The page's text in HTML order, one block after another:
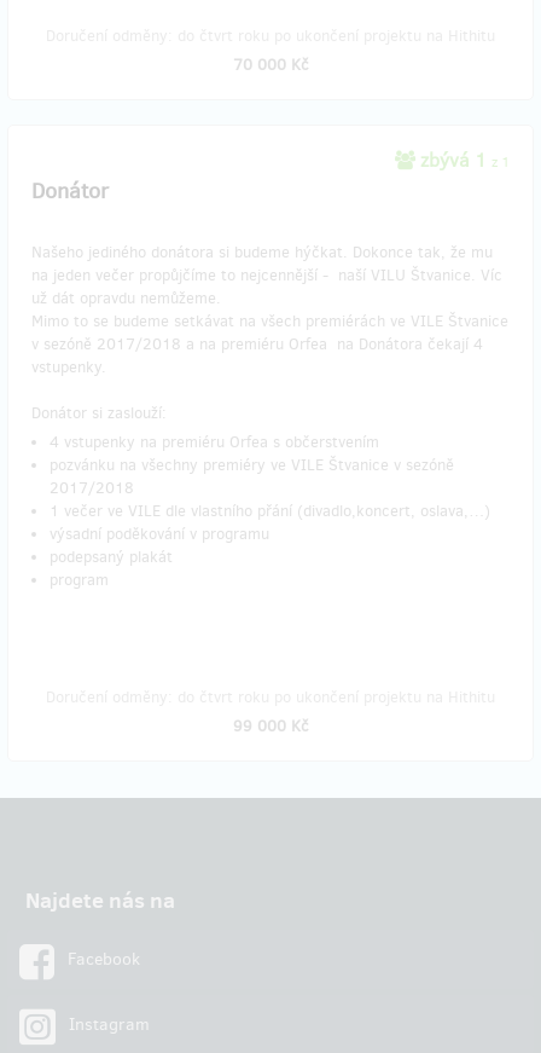
70 000 Kč
zbývá 1 z 1
Donátor
Našeho jediného donátora si budeme hýčkat. Dokonce tak, že mu
na jeden večer propůjčíme to nejcennější - naší VILU Štvanice. Víc
už dát opravdu nemůžeme.
Mimo to se budeme setkávat na všech premiérách ve VILE Štvanice
v sezóně 2017/2018 a na premiéru Orfea na Donátora čekají 4
vstupenky.
Donátor si zaslouží:
4 vstupenky na premiéru Orfea s občerstvením
pozvánku na všechny premiéry ve VILE Štvanice v sezóně
2017/2018
1 večer ve VILE dle vlastního přání (divadlo,koncert, oslava,…)
výsadní poděkování v programu
podepsaný plakát
program
99 000 Kč
Najdete nás na
Facebook
Instagram